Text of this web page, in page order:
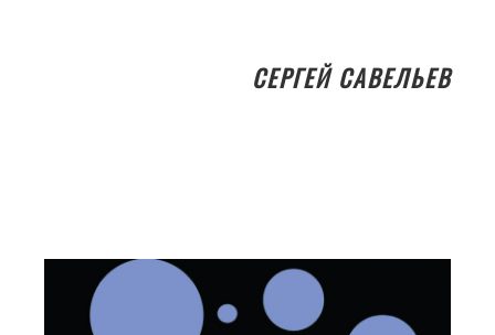
СЕРГЕЙ САВЕЛЬЕВ